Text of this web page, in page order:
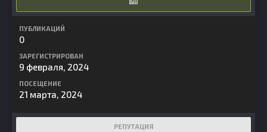
ПУБЛИКАЦИЙ
0
ЗАРЕГИСТРИРОВАН
9 февраля, 2024
ПОСЕЩЕНИЕ
21 марта, 2024
РЕПУТАЦИЯ